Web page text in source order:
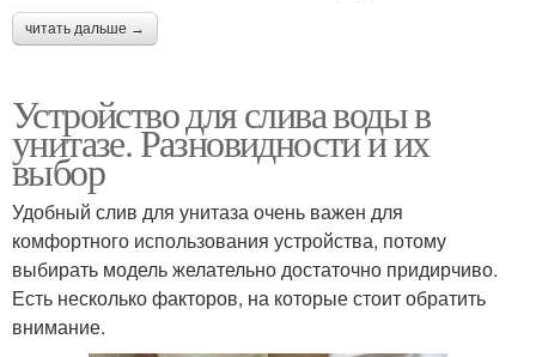
читать дальше →
Устройство для слива воды в
унитазе. Разновидности и их
выбор
Удобный слив для унитаза очень важен для
комфортного использования устройства, потому
выбирать модель желательно достаточно придирчиво.
Есть несколько факторов, на которые стоит обратить
внимание.